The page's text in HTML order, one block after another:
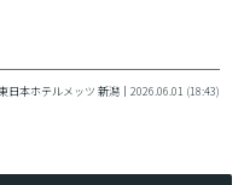
日本ホテルメッツ 新潟｜2026.06.01 (18:43)